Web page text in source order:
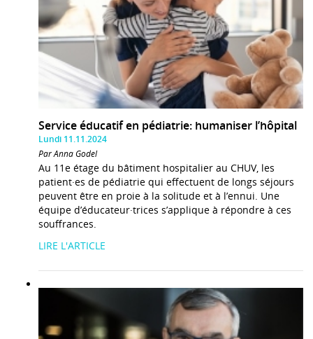
Service éducatif en pédiatrie: humaniser l’hôpital
Lundi 11.11.2024
Par Anna Godel
Au 11e étage du bâtiment hospitalier au CHUV, les
patient·es de pédiatrie qui effectuent de longs séjours
peuvent être en proie à la solitude et à l’ennui. Une
équipe d’éducateur·trices s’applique à répondre à ces
souffrances.
LIRE L'ARTICLE